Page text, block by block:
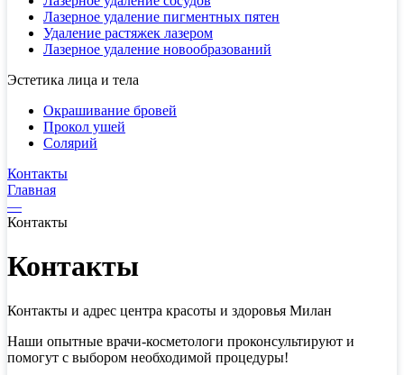
Лазерное удаление пигментных пятен
Удаление растяжек лазером
Лазерное удаление новообразований
Эстетика лица и тела
Окрашивание бровей
Прокол ушей
Солярий
Контакты
Главная
—
Контакты
Контакты
Контакты и адрес центра красоты и здоровья Милан
Наши опытные врачи-косметологи проконсультируют и
помогут с выбором необходимой процедуры!